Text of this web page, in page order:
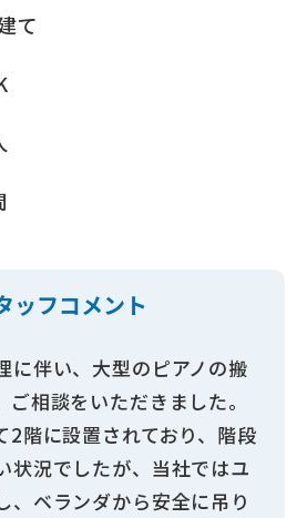
て
ッフコメント
に伴い、大型のピアノの搬
相談をいただきました。
2階に設置されており、階段
状況でしたが、当社ではユ
、ベランダから安全に吊り